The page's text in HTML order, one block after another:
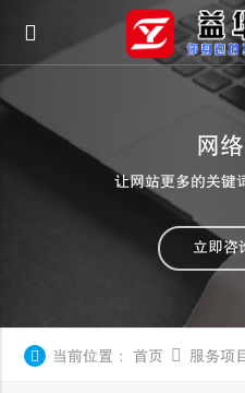
网
让网站更多的关键
立即
当前位置： 首页 服务项